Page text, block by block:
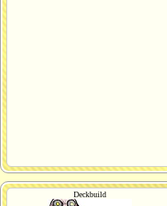
Deckbuild